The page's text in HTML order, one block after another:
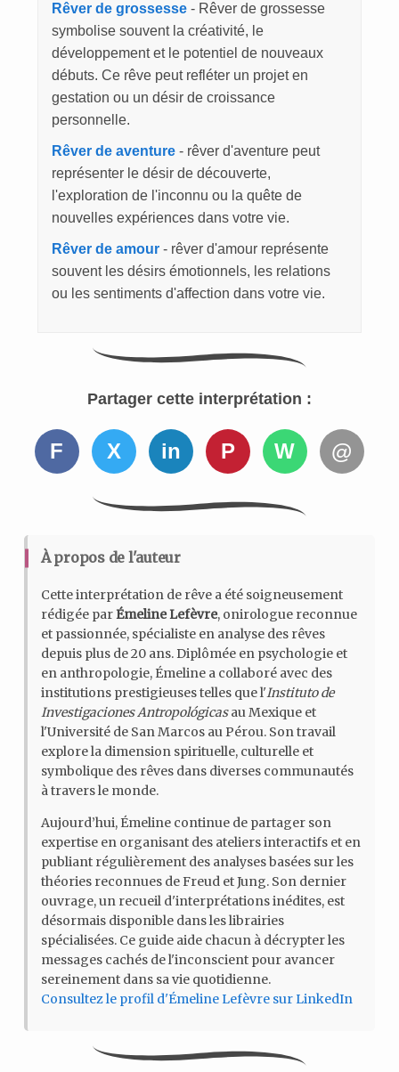
Rêver de grossesse- Rêver de grossesse
symbolise souvent la créativité, le
développement et le potentiel de nouveaux
débuts. Ce rêve peut refléter un projet en
gestation ou un désir de croissance
personnelle.
Rêver de aventure- rêver d'aventure peut
représenter le désir de découverte,
l'exploration de l'inconnu ou la quête de
nouvelles expériences dans votre vie.
Rêver de amour- rêver d'amour représente
souvent les désirs émotionnels, les relations
ou les sentiments d'affection dans votre vie.
Partager cette interprétation :
F X in P W @
À propos de l'auteur
Cette interprétation de rêve a été soigneusement
rédigée parÉmeline Lefèvre, onirologue reconnue
et passionnée, spécialiste en analyse des rêves
depuis plus de 20 ans. Diplômée en psychologie et
en anthropologie, Émeline a collaboré avec des
institutions prestigieuses telles que l'Instituto de
Investigaciones Antropológicasau Mexique et
l'Université de San Marcos au Pérou. Son travail
explore la dimension spirituelle, culturelle et
symbolique des rêves dans diverses communautés
à travers le monde.
Aujourd’hui, Émeline continue de partager son
expertise en organisant des ateliers interactifs et en
publiant régulièrement des analyses basées sur les
théories reconnues de Freud et Jung. Son dernier
ouvrage, un recueil d'interprétations inédites, est
désormais disponible dans les librairies
spécialisées. Ce guide aide chacun à décrypter les
messages cachés de l'inconscient pour avancer
sereinement dans sa vie quotidienne.
Consultez le profil d'Émeline Lefèvre sur LinkedIn